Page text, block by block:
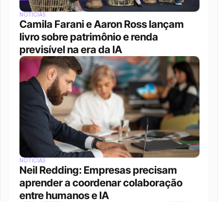
NOTÍCIAS
Camila Farani e Aaron Ross lançam
livro sobre patrimônio e renda
previsível na era da IA
NOTÍCIAS
Neil Redding: Empresas precisam
aprender a coordenar colaboração
entre humanos e IA